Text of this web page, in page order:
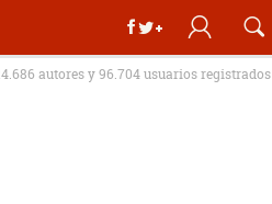
autores y 96.704 usuarios registrados